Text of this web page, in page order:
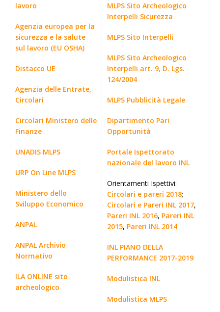
lavoro
Agenzia europea per la
sicurezza e la salute
sul lavoro (EU OSHA)
Distacco UE
Agenzia delle Entrate,
Circolari
Circolari Ministero delle
Finanze
UNADIS MLPS
URP On Line MLPS
Ministero dello
Sviluppo Economico
ANPAL
ANPAL Archivio
Normativo
ILA ONLINE sito
archeologico
MLPS Sito Archeologico
Interpelli Sicurezza
MLPS Sito Interpelli
MLPS Sito Archeologico
Interpelli art. 9, D. Lgs.
124/2004
MLPS Pubblicità Legale
Dipartimento Pari
Opportunità
Portale Ispettorato
nazionale del lavoro INL
Orientamenti Ispettivi:
Circolari e pareri 2018;
Circolari e Pareri INL 2017,
Pareri INL 2016, Pareri INL
2015, Pareri INL 2014
INL PIANO DELLA
PERFORMANCE 2017-2019
Modulistica INL
Modulistica MLPS